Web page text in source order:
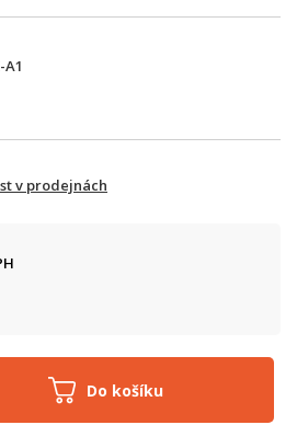
A1
v prodejnách
Do košíku